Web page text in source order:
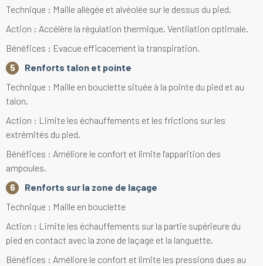
Technique : Maille allégée et alvéolée sur le dessus du pied.
Action : Accélère la régulation thermique. Ventilation optimale.
Bénéfices : Evacue efficacement la transpiration.
Renforts talon et pointe
Technique : Maille en bouclette située à la pointe du pied et au
talon.
Action : Limite les échauffements et les frictions sur les
extrémités du pied.
Bénéfices : Améliore le confort et limite l'apparition des
ampoules.
Renforts sur la zone de laçage
Technique : Maille en bouclette
Action : Limite les échauffements sur la partie supérieure du
pied en contact avec la zone de laçage et la languette.
Bénéfices : Améliore le confort et limite les pressions dues au